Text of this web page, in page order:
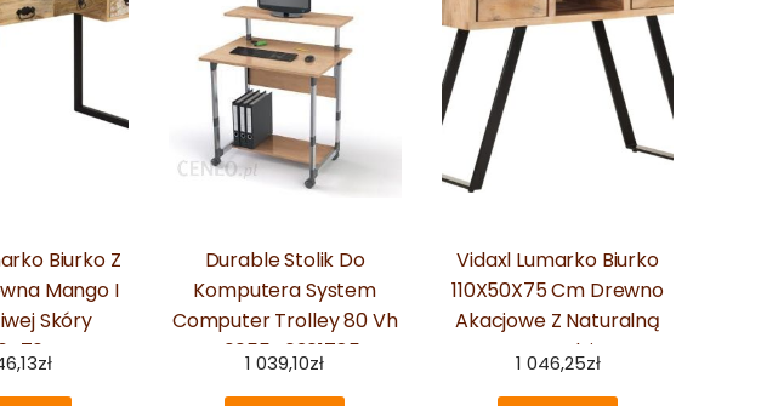
Biurko Z
Mango I
Skóry
zł
Durable Stolik Do
Komputera System
Computer Trolley 80 Vh
4005546301785
1 039,10zł
Vidaxl Lumarko Biurko
110X50X75 Cm Drewno
Akacjowe Z Naturalną
Krawędzią
1 046,25zł